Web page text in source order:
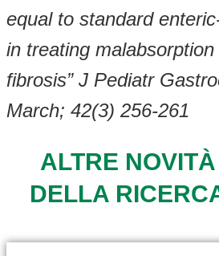
equal to standard
in treating
fibrosis” J Pediatr
March; 42(3) 256-261
ALTRE NOVITÀ
DELLA